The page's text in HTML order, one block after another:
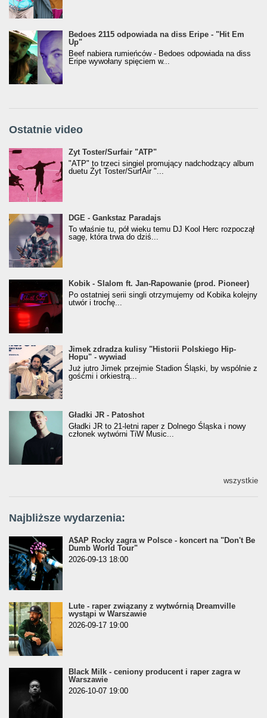
Bedoes 2115 odpowiada na diss Eripe - "Hit Em
Up"
Beef nabiera rumieńców - Bedoes odpowiada na diss
Eripe wywołany spięciem w...
Ostatnie video
Żyt Toster/SurfAir - ATP VIDEO
Żyt Toster/Surfair "ATP"
"ATP" to trzeci singiel promujący nadchodzący album
duetu Żyt Toster/SurfAir "...
donGURALesko z nagrodą za
Klasyczny/Trueschoolowy Album Roku
(Popkillery 2023)
DGE - Gankstaz Paradajs
To właśnie tu, pół wieku temu DJ Kool Herc rozpoczął
sagę, która trwa do dziś...
Kobik - Slalom ft. Jan-Rapowanie (prod. Pioneer)
[Official Music Visualiser]
Kobik - Slalom ft. Jan-Rapowanie (prod. Pioneer)
Po ostatniej serii singli otrzymujemy od Kobika kolejny
utwór i trochę...
Jimek zdradza kulisy "Historii Polskiego Hip-
Hopu" - wywiad
Jimek zdradza kulisy "Historii Polskiego Hip-
Hopu" - wywiad
Już jutro Jimek przejmie Stadion Śląski, by wspólnie z
gośćmi i orkiestrą...
Gładki JR - Patoshot
Gładki JR - Patoshot
Gładki JR to 21-letni raper z Dolnego Śląska i nowy
członek wytwórni TiW Music...
wszystkie
Najbliższe wydarzenia:
A$AP Rocky zagra w Polsce - koncert na "Don't Be
Dumb World Tour"
2026-09-13 18:00
Lute - raper związany z wytwórnią Dreamville
wystąpi w Warszawie
2026-09-17 19:00
Black Milk - ceniony producent i raper zagra w
Warszawie
2026-10-07 19:00